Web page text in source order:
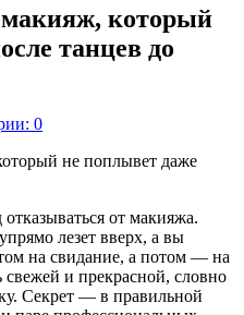
макияж, который
танцев до
0
от макияжа.
лезет вверх, а вы
на свидание, а потом — на
свежей и прекрасной, словно
Секрет — в правильной